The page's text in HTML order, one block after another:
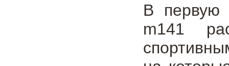
В первую
m141